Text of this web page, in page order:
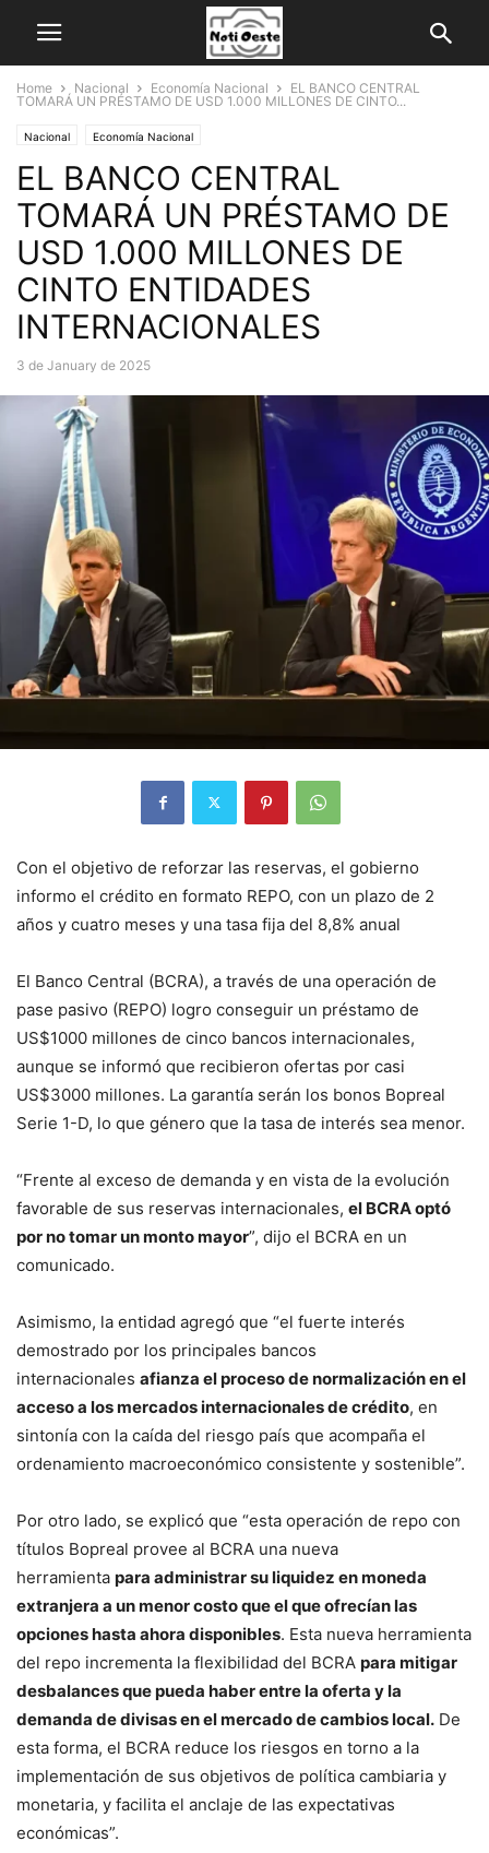
Home Nacional Economía Nacional
EL BANCO CENTRAL
TOMARÁ UN PRÉSTAMO DE USD 1.000 MILLONES DE CINTO...
Nacional Economía Nacional
EL BANCO CENTRAL
TOMARÁ UN PRÉSTAMO DE
USD 1.000 MILLONES DE
CINTO ENTIDADES
INTERNACIONALES
3 de January de 2025
Con el objetivo de reforzar las reservas, el gobierno
informo el crédito en formato REPO, con un plazo de 2
años y cuatro meses y una tasa fija del 8,8% anual
El Banco Central (BCRA), a través de una operación de
pase pasivo (REPO) logro conseguir un préstamo de
US$1000 millones de cinco bancos internacionales,
aunque se informó que recibieron ofertas por casi
US$3000 millones. La garantía serán los bonos Bopreal
Serie 1-D, lo que género que la tasa de interés sea menor.
“Frente al exceso de demanda y en vista de la evolución
favorable de sus reservas internacionales, el BCRA optó
por no tomar un monto mayor”, dijo el BCRA en un
comunicado.
Asimismo, la entidad agregó que “el fuerte interés
demostrado por los principales bancos
internacionales afianza el proceso de normalización en el
acceso a los mercados internacionales de crédito, en
sintonía con la caída del riesgo país que acompaña el
ordenamiento macroeconómico consistente y sostenible”.
Por otro lado, se explicó que “esta operación de repo con
títulos Bopreal provee al BCRA una nueva
herramienta para administrar su liquidez en moneda
extranjera a un menor costo que el que ofrecían las
opciones hasta ahora disponibles. Esta nueva herramienta
del repo incrementa la flexibilidad del BCRA para mitigar
desbalances que pueda haber entre la oferta y la
demanda de divisas en el mercado de cambios local. De
esta forma, el BCRA reduce los riesgos en torno a la
implementación de sus objetivos de política cambiaria y
monetaria, y facilita el anclaje de las expectativas
económicas”.